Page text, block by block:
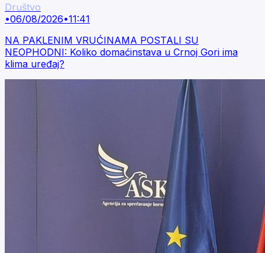
Društvo
•06/08/2026•11:41
NA PAKLENIM VRUĆINAMA POSTALI SU
NEOPHODNI: Koliko domaćinstava u Crnoj Gori ima
klima uređaj?